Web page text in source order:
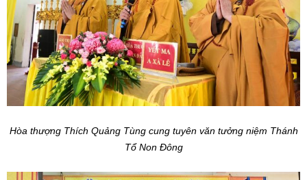
Hòa thượng Thích Quảng Tùng cung tuyên văn tưởng niệm Thánh
Tổ Non Đông